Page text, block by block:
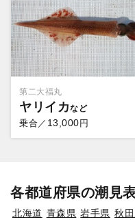
第二大福丸
ヤリイカ
乗合／ 13,000円
各都道府県の潮見
北海道 青森県 岩手県 秋